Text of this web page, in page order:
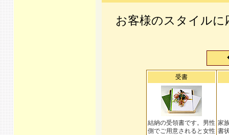
お客様のスタイル
受書
結納の受領書です。男性
側でご用意されると女性
家
書